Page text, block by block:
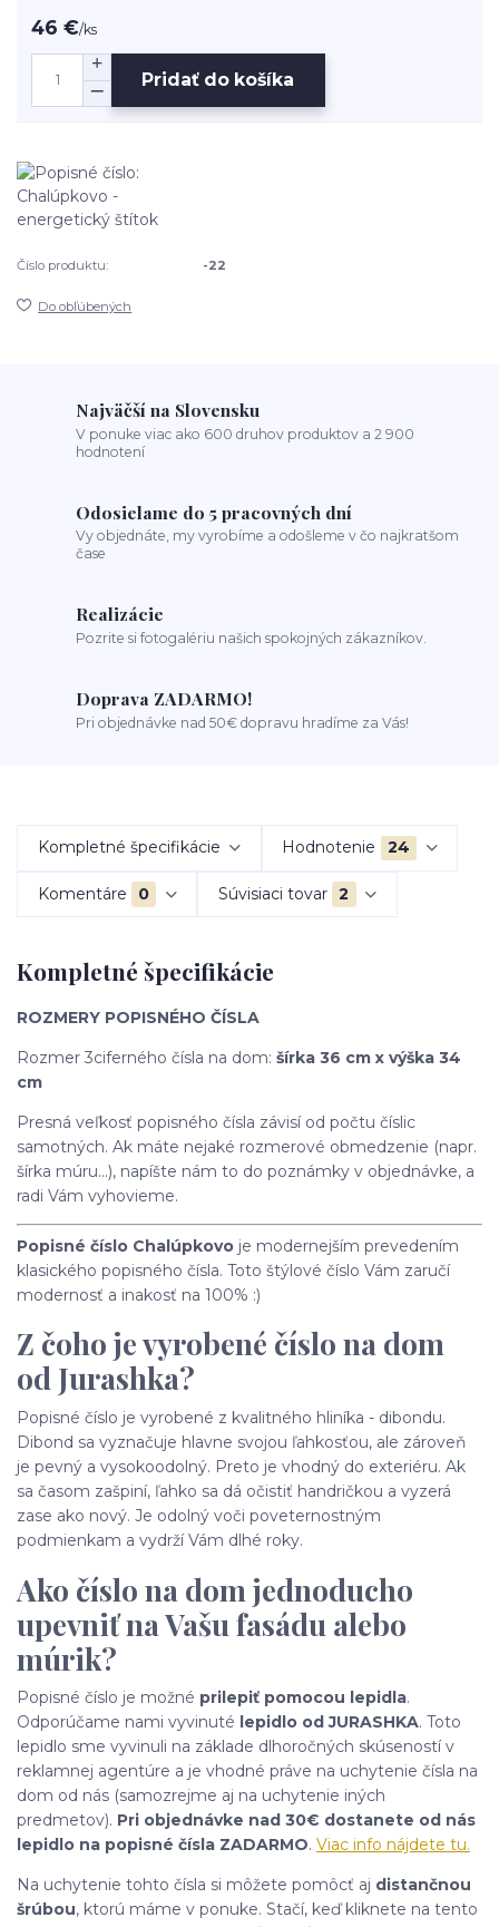
46 €/ks
Pridať do košíka
Číslo produktu: -22
Do obľúbených
Najväčší na Slovensku
V ponuke viac ako 600 druhov produktov a 2 900
hodnotení
Odosielame do 5 pracovných dní
Vy objednáte, my vyrobíme a odošleme v čo najkratšom
čase
Realizácie
Pozrite si fotogalériu našich spokojných zákazníkov.
Doprava ZADARMO!
Pri objednávke nad 50€ dopravu hradíme za Vás!
Kompletné špecifikácie Hodnotenie 24
Komentáre 0 Súvisiaci tovar 2
Kompletné špecifikácie
ROZMERY POPISNÉHO ČÍSLA
Rozmer 3ciferného čísla na dom: šírka 36 cm x výška 34
cm
Presná veľkosť popisného čísla závisí od počtu číslic
samotných. Ak máte nejaké rozmerové obmedzenie (napr.
šírka múru...), napíšte nám to do poznámky v objednávke, a
radi Vám vyhovieme.
Popisné číslo Chalúpkovo je modernejším prevedením
klasického popisného čísla. Toto štýlové číslo Vám zaručí
modernosť a inakosť na 100% :)
Z čoho je vyrobené číslo na dom
od Jurashka?
Popisné číslo je vyrobené z kvalitného hliníka - dibondu.
Dibond sa vyznačuje hlavne svojou ľahkosťou, ale zároveň
je pevný a vysokoodolný. Preto je vhodný do exteriéru. Ak
sa časom zašpiní, ľahko sa dá očistiť handričkou a vyzerá
zase ako nový. Je odolný voči poveternostným
podmienkam a vydrží Vám dlhé roky.
Ako číslo na dom jednoducho
upevniť na Vašu fasádu alebo
múrik?
Popisné číslo je možné prilepiť pomocou lepidla.
Odporúčame nami vyvinuté lepidlo od JURASHKA. Toto
lepidlo sme vyvinuli na základe dlhoročných skúseností v
reklamnej agentúre a je vhodné práve na uchytenie čísla na
dom od nás (samozrejme aj na uchytenie iných
predmetov). Pri objednávke nad 30€ dostanete od nás
lepidlo na popisné čísla ZADARMO. Viac info nájdete tu.
Na uchytenie tohto čísla si môžete pomôcť aj distančnou
šrúbou, ktorú máme v ponuke. Stačí, keď kliknete na tento